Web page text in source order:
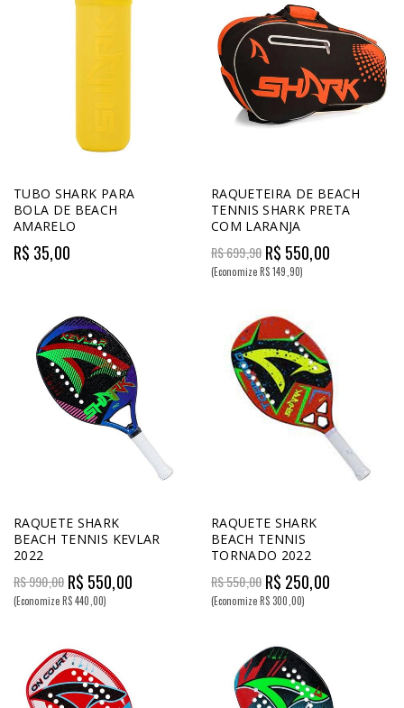
TUBO SHARK PARA
BOLA DE BEACH
AMARELO
R$ 35,00
RAQUETEIRA DE BEACH
TENNIS SHARK PRETA
COM LARANJA
R$ 699,90 R$ 550,00
(Economize R$ 149,90)
RAQUETE SHARK
BEACH TENNIS KEVLAR
2022
R$ 990,00 R$ 550,00
(Economize R$ 440,00)
RAQUETE SHARK
BEACH TENNIS
TORNADO 2022
R$ 550,00 R$ 250,00
(Economize R$ 300,00)